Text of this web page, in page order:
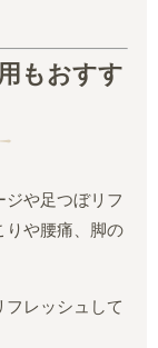
もおすす
や足つぼリフ
りや腰痛、脚の
レッシュして